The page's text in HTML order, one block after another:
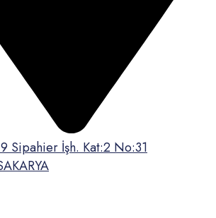
Sipahier İşh. Kat:2 No:31